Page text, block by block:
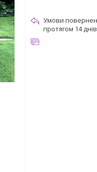
протягом 14 днів